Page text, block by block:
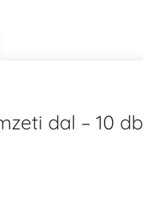
dal – 10 db